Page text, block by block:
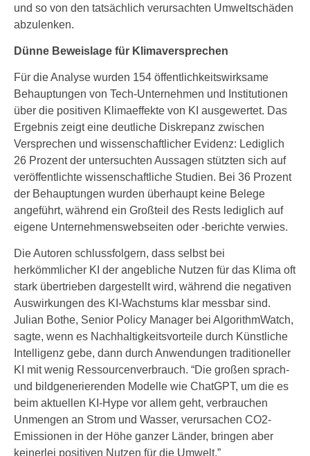
und so von den tatsächlich verursachten Umweltschäden
abzulenken.
Dünne Beweislage für Klimaversprechen
Für die Analyse wurden 154 öffentlichkeitswirksame
Behauptungen von Tech-Unternehmen und Institutionen
über die positiven Klimaeffekte von KI ausgewertet. Das
Ergebnis zeigt eine deutliche Diskrepanz zwischen
Versprechen und wissenschaftlicher Evidenz: Lediglich
26 Prozent der untersuchten Aussagen stützten sich auf
veröffentlichte wissenschaftliche Studien. Bei 36 Prozent
der Behauptungen wurden überhaupt keine Belege
angeführt, während ein Großteil des Rests lediglich auf
eigene Unternehmenswebseiten oder -berichte verwies.
Die Autoren schlussfolgern, dass selbst bei
herkömmlicher KI der angebliche Nutzen für das Klima oft
stark übertrieben dargestellt wird, während die negativen
Auswirkungen des KI-Wachstums klar messbar sind.
Julian Bothe, Senior Policy Manager bei AlgorithmWatch,
sagte, wenn es Nachhaltigkeitsvorteile durch Künstliche
Intelligenz gebe, dann durch Anwendungen traditioneller
KI mit wenig Ressourcenverbrauch. “Die großen sprach-
und bildgenerierenden Modelle wie ChatGPT, um die es
beim aktuellen KI-Hype vor allem geht, verbrauchen
Unmengen an Strom und Wasser, verursachen CO2-
Emissionen in der Höhe ganzer Länder, bringen aber
keinerlei positiven Nutzen für die Umwelt.”